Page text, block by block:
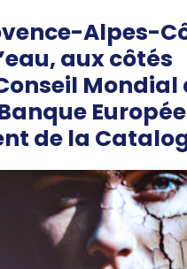
Alpes-
aux côtés
Mondial
de la